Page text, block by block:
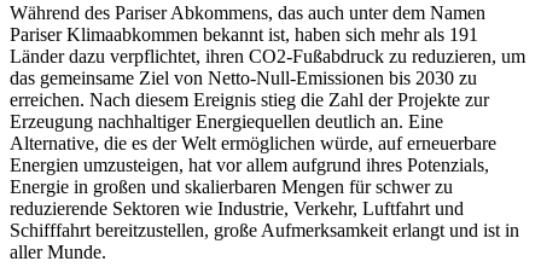
Während des Pariser Abkommens, das auch unter dem Namen
Pariser Klimaabkommen bekannt ist, haben sich mehr als 191
Länder dazu verpflichtet, ihren CO2-Fußabdruck zu reduzieren, um
das gemeinsame Ziel von Netto-Null-Emissionen bis 2030 zu
erreichen. Nach diesem Ereignis stieg die Zahl der Projekte zur
Erzeugung nachhaltiger Energiequellen deutlich an. Eine
Alternative, die es der Welt ermöglichen würde, auf erneuerbare
Energien umzusteigen, hat vor allem aufgrund ihres Potenzials,
Energie in großen und skalierbaren Mengen für schwer zu
reduzierende Sektoren wie Industrie, Verkehr, Luftfahrt und
Schifffahrt bereitzustellen, große Aufmerksamkeit erlangt und ist in
aller Munde.